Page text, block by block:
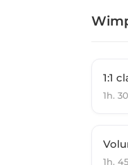
1:1
1h.
1h.